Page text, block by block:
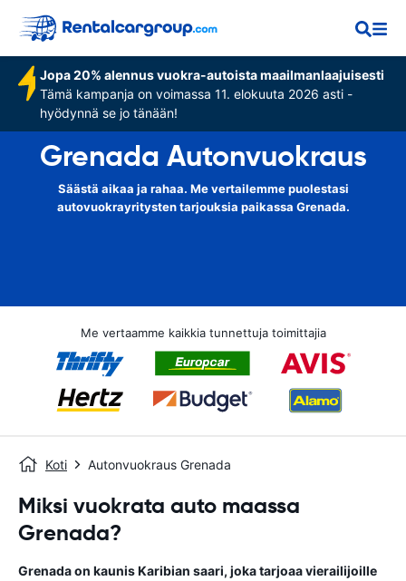
Jopa 20% alennus vuokra-autoista maailmanlaajuisesti
Tämä kampanja on voimassa 11. elokuuta 2026 asti -
hyödynnä se jo tänään!
Grenada Autonvuokraus
Säästä aikaa ja rahaa. Me vertailemme puolestasi
autovuokrayritysten tarjouksia paikassa Grenada.
Me vertaamme kaikkia tunnettuja toimittajia
Koti Autonvuokraus Grenada
Miksi vuokrata auto maassa
Grenada?
Grenada on kaunis Karibian saari, joka tarjoaa vierailijoille